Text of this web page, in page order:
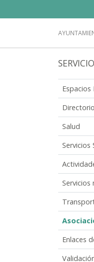
Espacios
Salud
Servicios
Servicios
Enlaces